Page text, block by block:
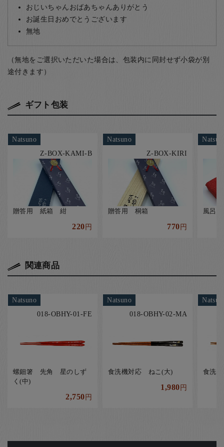
おじいちゃんおばあちゃんありがとう
お誕生日おめでとうございます
無地
（無地をご選択いただいた場合は、包装内に同封せず小袋が別
途付きます）
ギフト包装
Natsuno
Z-BOX-KAMI-B
贈答用 紙箱 紺
220円
Natsuno
Z-BOX-KIRI
贈答用 桐箱
770円
風呂
関連商品
Natsuno
018-OBHY-01-FE
螺鈿箸 先角 星のしず
く(中)
2,750円
Natsuno
018-OBHY-02-MA
食洗機対応 ねこ(大)
1,980円
食洗